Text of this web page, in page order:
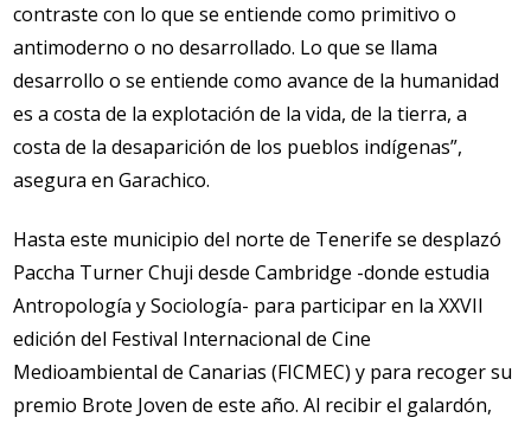
contraste con lo que se entiende como primitivo o
antimoderno o no desarrollado. Lo que se llama
desarrollo o se entiende como avance de la humanidad
es a costa de la explotación de la vida, de la tierra, a
costa de la desaparición de los pueblos indígenas”,
asegura en Garachico.
Hasta este municipio del norte de Tenerife se desplazó
Paccha Turner Chuji desde Cambridge -donde estudia
Antropología y Sociología- para participar en la XXVII
edición del Festival Internacional de Cine
Medioambiental de Canarias (FICMEC) y para recoger su
premio Brote Joven de este año. Al recibir el galardón,